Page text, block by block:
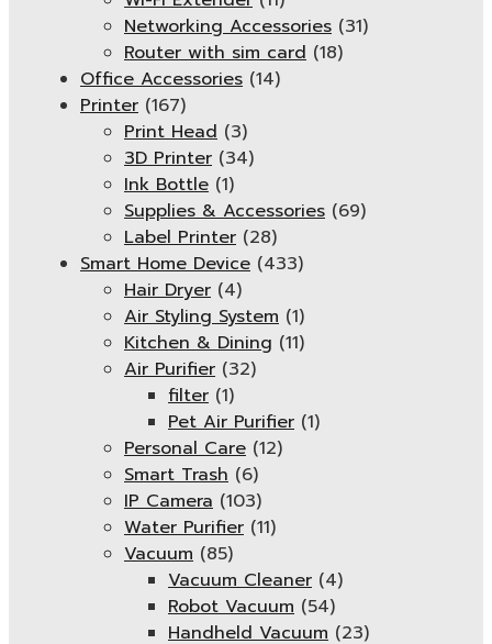
Networking Accessories (31)
Router with sim card (18)
Office Accessories (14)
Printer (167)
Print Head (3)
3D Printer (34)
Ink Bottle (1)
Supplies & Accessories (69)
Label Printer (28)
Smart Home Device (433)
Hair Dryer (4)
Air Styling System (1)
Kitchen & Dining (11)
Air Purifier (32)
filter (1)
Pet Air Purifier (1)
Personal Care (12)
Smart Trash (6)
IP Camera (103)
Water Purifier (11)
Vacuum (85)
Vacuum Cleaner (4)
Robot Vacuum (54)
Handheld Vacuum (23)